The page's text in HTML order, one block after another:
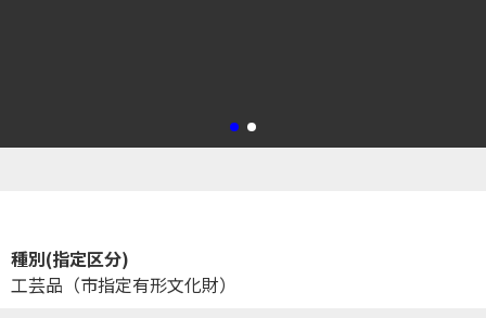
種別(指定区分)
工芸品（市指定有形文化財）